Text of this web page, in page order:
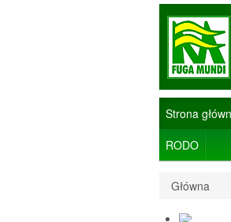
Strona
RODO
Główna